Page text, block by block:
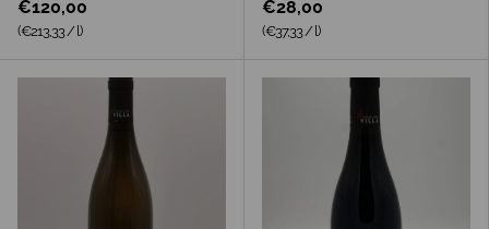
€120,00
Grundpreis
(€213,33 /l)
€28,00
Grundpreis
(€37,33 /l)